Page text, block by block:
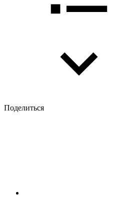
Поделиться